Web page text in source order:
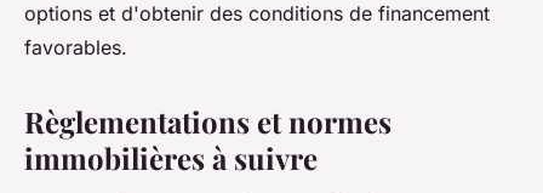
options et d'obtenir des conditions de financement
favorables.
Règlementations et normes
immobilières à suivre